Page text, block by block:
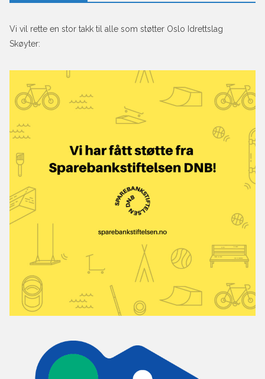
Vi vil rette en stor takk til alle som støtter Oslo Idrettslag
Skøyter: